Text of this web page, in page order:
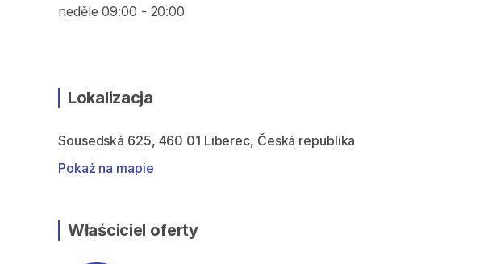
neděle 09:00 - 20:00
Lokalizacja
Sousedská 625, 460 01 Liberec, Česká republika
Pokaż na mapie
Właściciel oferty